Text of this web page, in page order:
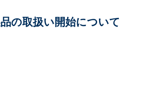
の取扱い開始について